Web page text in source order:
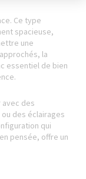
Ce type
spacieuse,
une
la
essentiel de bien
avec des
des éclairages
qui
pensée, offre un